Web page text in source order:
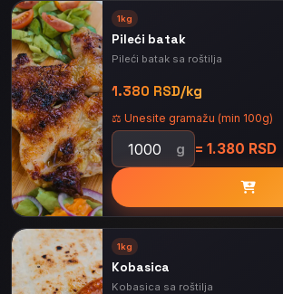
1kg
Pileći batak
Pileći batak sa roštilja
1.380 RSD/kg
⚖️ Unesite gramažu (min 100g)
g = 1.380 RSD
1kg
Kobasica
Kobasica sa roštilja